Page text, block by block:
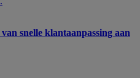
snelle klantaanpassing aan